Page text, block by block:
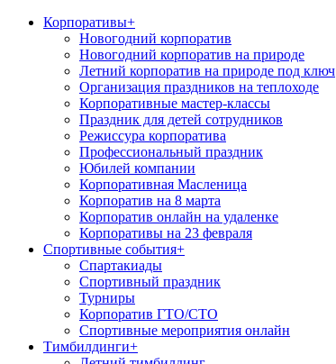
Корпоративы+
Новогодний корпоратив
Новогодний корпоратив на природе
Летний корпоратив на природе под ключ
Организация праздников на теплоходе
Корпоративные мастер-классы
Праздник для детей сотрудников
Режиссура корпоратива
Профессиональный праздник
Юбилей компании
Корпоративная Масленица
Корпоратив на 8 марта
Корпоратив онлайн на удаленке
Корпоративы на 23 февраля
Спортивные события+
Спартакиады
Спортивный праздник
Турниры
Корпоратив ГТО/СТО
Спортивные мероприятия онлайн
Тимбилдинги+